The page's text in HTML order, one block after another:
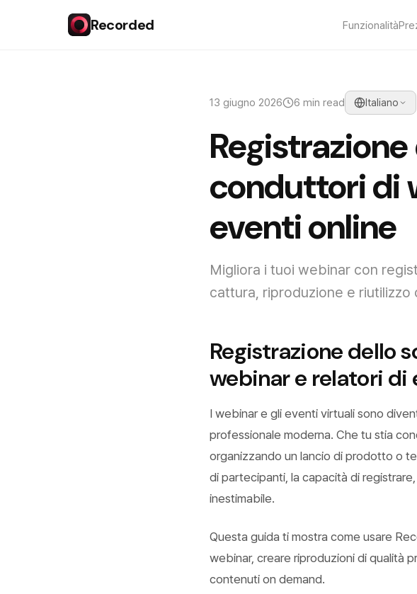
Recorded Funzionalità
13 giugno 2026 6 min read Italiano
conduttori di
eventi online
Migliora i tuoi webinar con
cattura, riproduzione e riutilizzo
Registrazione dello
webinar e relatori di
I webinar e gli eventi virtuali sono
professionale moderna. Che tu stia
organizzando un lancio di prodotto o
di partecipanti, la capacità di
inestimabile.
Questa guida ti mostra come usare
webinar, creare riproduzioni di qualità
contenuti on demand.